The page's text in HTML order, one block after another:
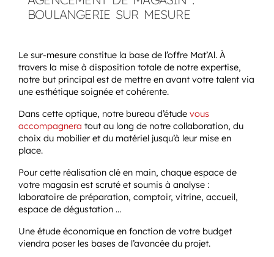
BOULANGERIE SUR MESURE
Le sur-mesure constitue la base de l’offre Mat’Al. À
travers la mise à disposition totale de notre expertise,
notre but principal est de mettre en avant votre talent via
une esthétique soignée et cohérente.
Dans cette optique, notre bureau d’étude vous
accompagnera tout au long de notre collaboration, du
choix du mobilier et du matériel jusqu’à leur mise en
place.
Pour cette réalisation clé en main, chaque espace de
votre magasin est scruté et soumis à analyse :
laboratoire de préparation, comptoir, vitrine, accueil,
espace de dégustation …
Une étude économique en fonction de votre budget
viendra poser les bases de l’avancée du projet.